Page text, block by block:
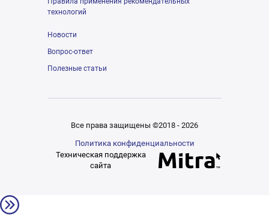
технологий
Новости
Вопрос-ответ
Полезные статьи
Все права защищены ©2018 - 2026
Политика конфиденциальности
Техническая поддержка
сайта